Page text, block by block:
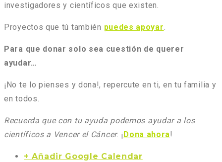
investigadores y científicos que existen.
Proyectos que tú también puedes apoyar.
Para que donar solo sea cuestión de querer
ayudar…
¡No te lo pienses y dona!, repercute en ti, en tu familia y
en todos.
Recuerda que con tu ayuda podemos ayudar a los
científicos a Vencer el Cáncer. ¡ Dona ahora!
+ Añadir Google Calendar